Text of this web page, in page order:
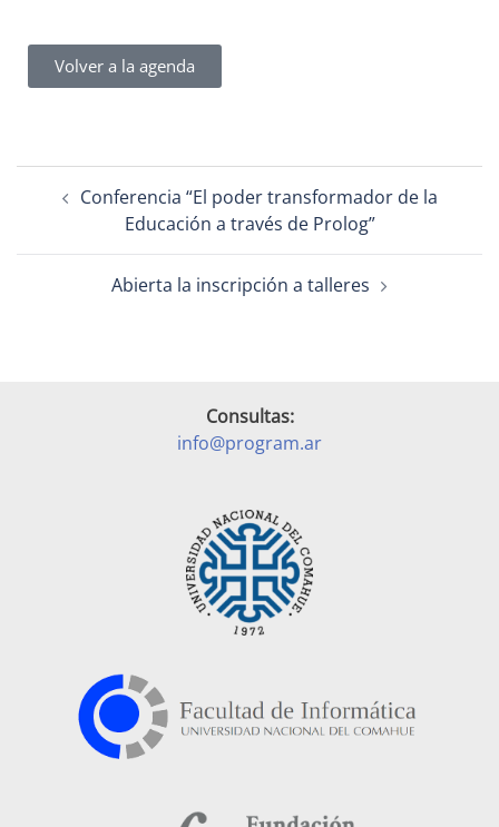
Volver a la agenda
Conferencia “El poder transformador de la
Educación a través de Prolog”
Abierta la inscripción a talleres
Consultas:
info@program.ar